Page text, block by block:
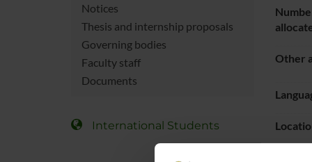
Notices
Thesis and internship proposals
Governing bodies
Faculty staff
Documents
International Students
Other